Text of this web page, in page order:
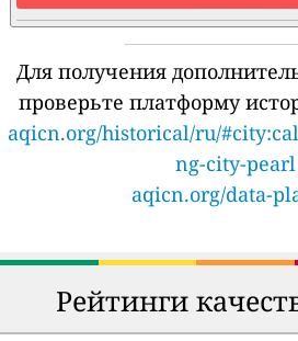
Для получения
проверьте платформу
aqicn.org/historical/ru/
ng-city-pearl
aqicn.org/data-
Рейтинги